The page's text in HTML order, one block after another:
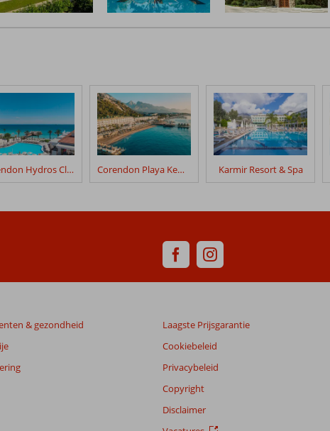
Corendon Hydros Club Kemer Corendon Playa Kemer Karmir Resort & Spa
& gezondheid
Laagste Prijsgarantie
Cookiebeleid
Privacybeleid
Copyright
Disclaimer